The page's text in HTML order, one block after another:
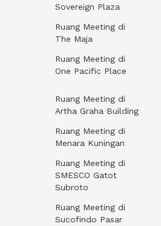
Sovereign Plaza
Ruang Meeting di
The Maja
Ruang Meeting di
One Pacific Place
Ruang Meeting di
Artha Graha Building
Ruang Meeting di
Menara Kuningan
Ruang Meeting di
SMESCO Gatot
Subroto
Ruang Meeting di
Sucofindo Pasar